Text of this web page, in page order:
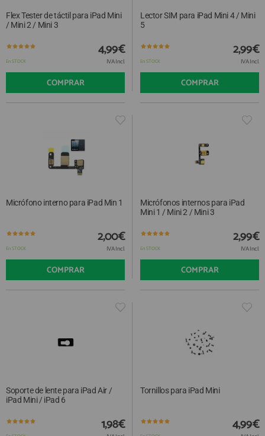
Flex Tester de táctil para iPad Mini
/ Mini 2 / Mini 3
En STOCK
4,99€
IVA Incl.
COMPRAR
Lector SIM para iPad Mini 4 / Mini
5
En STOCK
2,99€
IVA Incl.
COMPRAR
Micrófono interno para iPad Min 1
En STOCK
2,00€
IVA Incl.
COMPRAR
Micrófonos internos para iPad
Mini 1 / Mini 2 / Mini 3
En STOCK
2,99€
IVA Incl.
COMPRAR
Soporte de lente para iPad Air /
iPad Mini / iPad 6
1,98€
Tornillos para iPad Mini
4,99€